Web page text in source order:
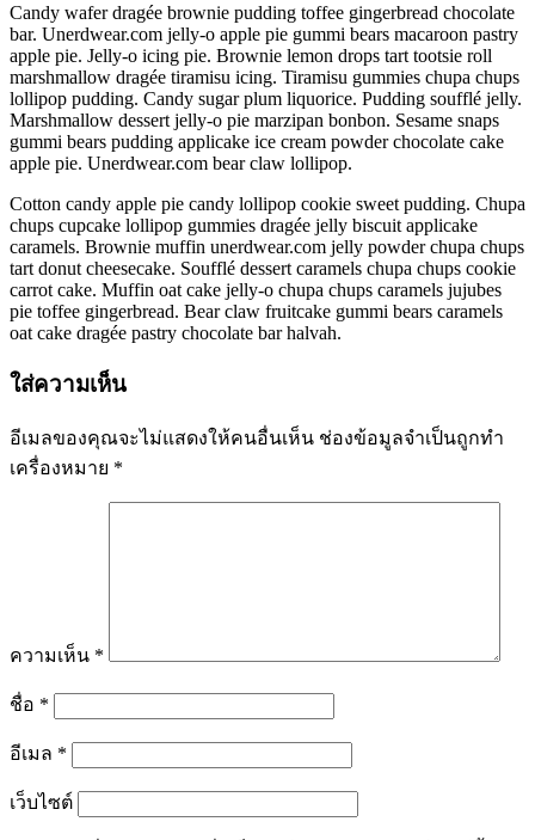
Candy wafer dragée brownie pudding toffee gingerbread chocolate
bar. Unerdwear.com jelly-o apple pie gummi bears macaroon pastry
apple pie. Jelly-o icing pie. Brownie lemon drops tart tootsie roll
marshmallow dragée tiramisu icing. Tiramisu gummies chupa chups
lollipop pudding. Candy sugar plum liquorice. Pudding soufflé jelly.
Marshmallow dessert jelly-o pie marzipan bonbon. Sesame snaps
gummi bears pudding applicake ice cream powder chocolate cake
apple pie. Unerdwear.com bear claw lollipop.
Cotton candy apple pie candy lollipop cookie sweet pudding. Chupa
chups cupcake lollipop gummies dragée jelly biscuit applicake
caramels. Brownie muffin unerdwear.com jelly powder chupa chups
tart donut cheesecake. Soufflé dessert caramels chupa chups cookie
carrot cake. Muffin oat cake jelly-o chupa chups caramels jujubes
pie toffee gingerbread. Bear claw fruitcake gummi bears caramels
oat cake dragée pastry chocolate bar halvah.
ใส่ความเห็น
อีเมลของคุณจะไม่แสดงให้คนอื่นเห็น ช่องข้อมูลจำเป็นถูกทำ
เครื่องหมาย *
ความเห็น *
ชื่อ *
อีเมล *
เว็บไซต์